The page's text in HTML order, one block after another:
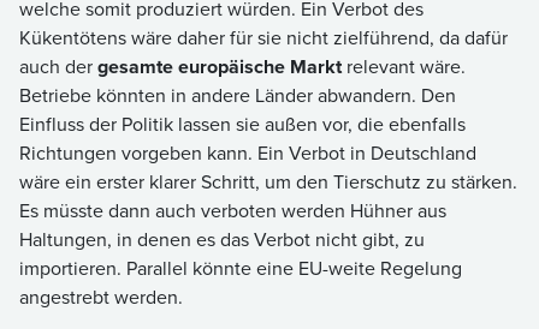
welche somit produziert würden. Ein Verbot des
Kükentötens wäre daher für sie nicht zielführend, da dafür
auch dergesamte europäische Marktrelevant wäre.
Betriebe könnten in andere Länder abwandern. Den
Einfluss der Politik lassen sie außen vor, die ebenfalls
Richtungen vorgeben kann. Ein Verbot in Deutschland
wäre ein erster klarer Schritt, um den Tierschutz zu stärken.
Es müsste dann auch verboten werden Hühner aus
Haltungen, in denen es das Verbot nicht gibt, zu
importieren. Parallel könnte eine EU-weite Regelung
angestrebt werden.